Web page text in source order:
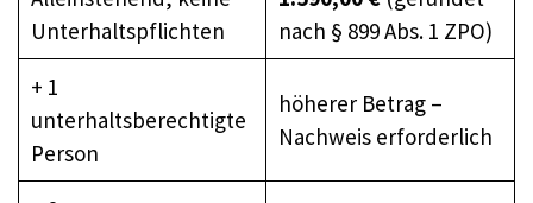
Unterhaltspflichten
nach § 899 Abs. 1 ZPO)
+ 1
unterhaltsberechtigte
Person
höherer Betrag –
Nachweis erforderlich